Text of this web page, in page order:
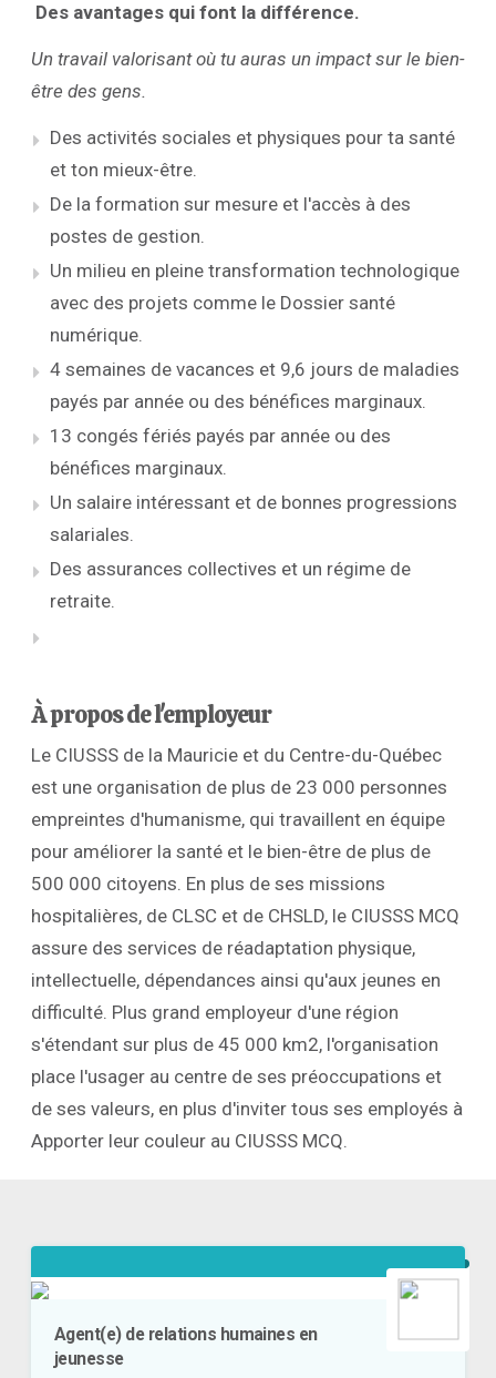
Des avantages qui font la différence.
Un travail valorisant où tu auras un impact sur le bien-
être des gens.
Des activités sociales et physiques pour ta santé
et ton mieux-être.
De la formation sur mesure et l'accès à des
postes de gestion.
Un milieu en pleine transformation technologique
avec des projets comme le Dossier santé
numérique.
4 semaines de vacances et 9,6 jours de maladies
payés par année ou des bénéfices marginaux.
13 congés fériés payés par année ou des
bénéfices marginaux.
Un salaire intéressant et de bonnes progressions
salariales.
Des assurances collectives et un régime de
retraite.
À propos de l'employeur
Le CIUSSS de la Mauricie et du Centre-du-Québec
est une organisation de plus de 23 000 personnes
empreintes d'humanisme, qui travaillent en équipe
pour améliorer la santé et le bien-être de plus de
500 000 citoyens. En plus de ses missions
hospitalières, de CLSC et de CHSLD, le CIUSSS MCQ
assure des services de réadaptation physique,
intellectuelle, dépendances ainsi qu'aux jeunes en
difficulté. Plus grand employeur d'une région
s'étendant sur plus de 45 000 km2, l'organisation
place l'usager au centre de ses préoccupations et
de ses valeurs, en plus d'inviter tous ses employés à
Apporter leur couleur au CIUSSS MCQ.
Agent(e) de relations humaines en
jeunesse